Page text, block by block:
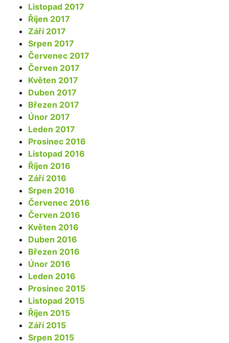
Listopad 2017
Říjen 2017
Září 2017
Srpen 2017
Červenec 2017
Červen 2017
Květen 2017
Duben 2017
Březen 2017
Únor 2017
Leden 2017
Prosinec 2016
Listopad 2016
Říjen 2016
Září 2016
Srpen 2016
Červenec 2016
Červen 2016
Květen 2016
Duben 2016
Březen 2016
Únor 2016
Leden 2016
Prosinec 2015
Listopad 2015
Říjen 2015
Září 2015
Srpen 2015